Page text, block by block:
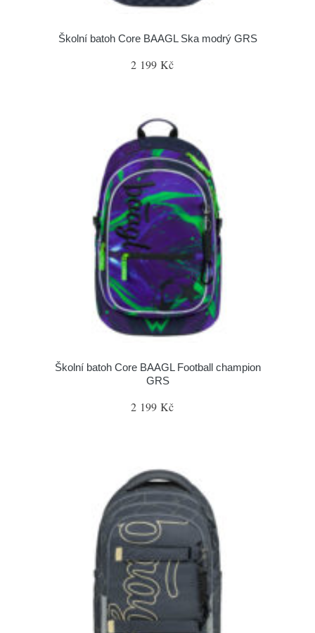
Školní batoh Core BAAGL Ska modrý GRS
2 199 Kč
Školní batoh Core BAAGL Football champion
GRS
2 199 Kč